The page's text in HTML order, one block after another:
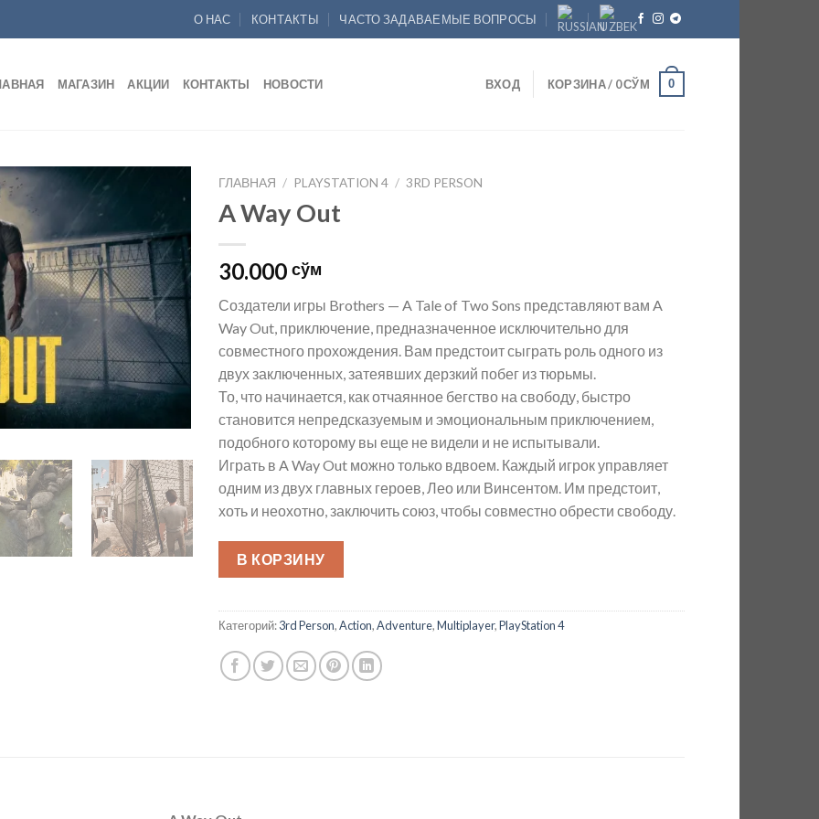
О НАС КОНТАКТЫ ЧАСТО ЗАДАВАЕМЫЕ ВОПРОСЫ
МАГАЗИН АКЦИИ КОНТАКТЫ НОВОСТИ ВХОД КОРЗИНА / 0СЎМ 0
Add to
wishlist
ГЛАВНАЯ / PLAYSTATION 4 / 3RD PERSON
A Way Out
30.000 сўм
Создатели игры Brothers — A Tale of Two Sons представляют вам A
Way Out, приключение, предназначенное исключительно для
совместного прохождения. Вам предстоит сыграть роль одного из
двух заключенных, затеявших дерзкий побег из тюрьмы.
То, что начинается, как отчаянное бегство на свободу, быстро
становится непредсказуемым и эмоциональным приключением,
подобного которому вы еще не видели и не испытывали.
Играть в A Way Out можно только вдвоем. Каждый игрок управляет
одним из двух главных героев, Лео или Винсентом. Им предстоит,
хоть и неохотно, заключить союз, чтобы совместно обрести свободу.
В КОРЗИНУ
Категорий:3rd Person,Action,Adventure,Multiplayer,PlayStation 4